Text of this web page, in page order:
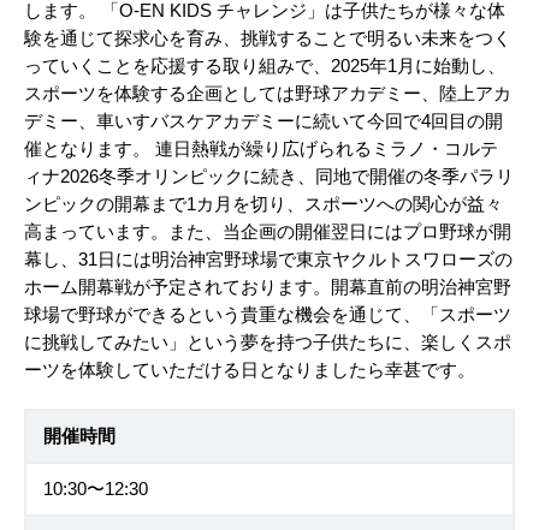
します。 「O-EN KIDS チャレンジ」は子供たちが様々な体
験を通じて探求心を育み、挑戦することで明るい未来をつく
っていくことを応援する取り組みで、2025年1月に始動し、
スポーツを体験する企画としては野球アカデミー、陸上アカ
デミー、車いすバスケアカデミーに続いて今回で4回目の開
催となります。 連日熱戦が繰り広げられるミラノ・コルテ
ィナ2026冬季オリンピックに続き、同地で開催の冬季パラリ
ンピックの開幕まで1カ月を切り、スポーツへの関心が益々
高まっています。また、当企画の開催翌日にはプロ野球が開
幕し、31日には明治神宮野球場で東京ヤクルトスワローズの
ホーム開幕戦が予定されております。開幕直前の明治神宮野
球場で野球ができるという貴重な機会を通じて、「スポーツ
に挑戦してみたい」という夢を持つ子供たちに、楽しくスポ
ーツを体験していただける日となりましたら幸甚です。
開催時間
10:30〜12:30